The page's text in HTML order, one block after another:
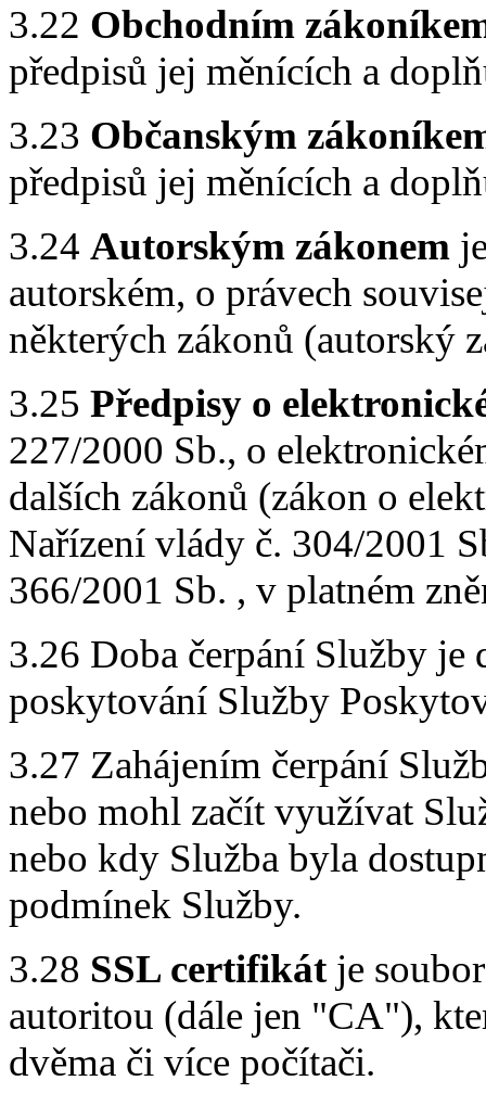
3.22 Obchodním
předpisů jej měnících a
3.23 Občanským
předpisů jej měnících a
3.24 Autorským zákonem
autorském, o právech
některých zákonů (autorský
3.25 Předpisy o
227/2000 Sb., o
dalších zákonů (zákon o
Nařízení vlády č. 304/2001
366/2001 Sb. , v platném
3.26 Doba čerpání Služby je
poskytování Služby
3.27 Zahájením čerpání
nebo mohl začít využívat
nebo kdy Služba byla
podmínek Služby.
3.28 SSL certifikátje
autoritou (dále jen "CA"),
dvěma či více počítači.